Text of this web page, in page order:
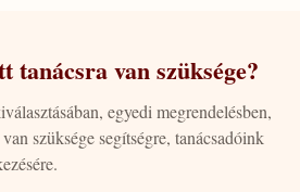
tanácsra van szüksége?
egyedi megrendelésben,
szüksége segítségre, tanácsadóink